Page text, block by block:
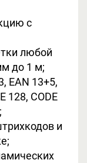
с
любой
до 1 м;
EAN 13+5,
128, CODE
и